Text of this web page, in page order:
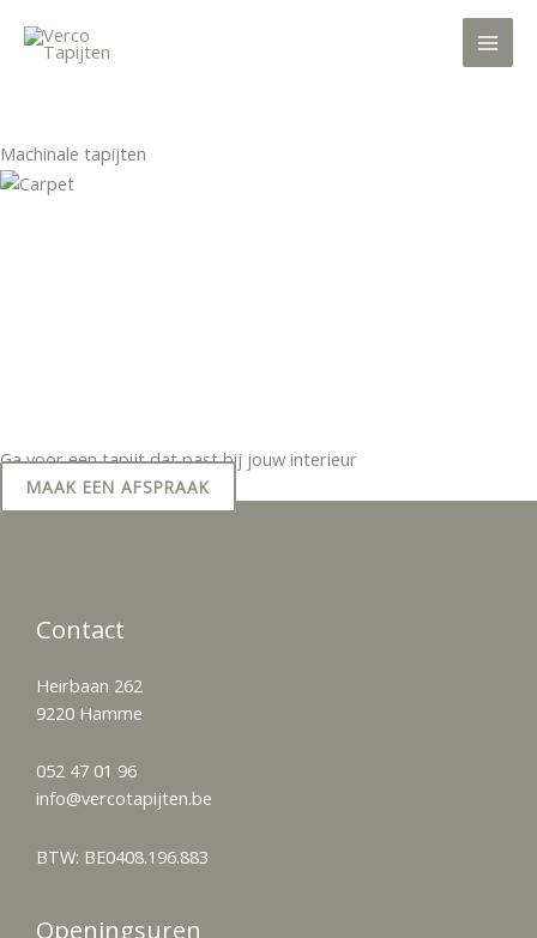
naar
Machinale tapijten
Ga voor een tapijt dat past bij jouw interieur
MAAK EEN AFSPRAAK
Contact
Heirbaan 262
9220 Hamme
052 47 01 96
info@vercotapijten.be
BTW: BE0408.196.883
Openingsuren